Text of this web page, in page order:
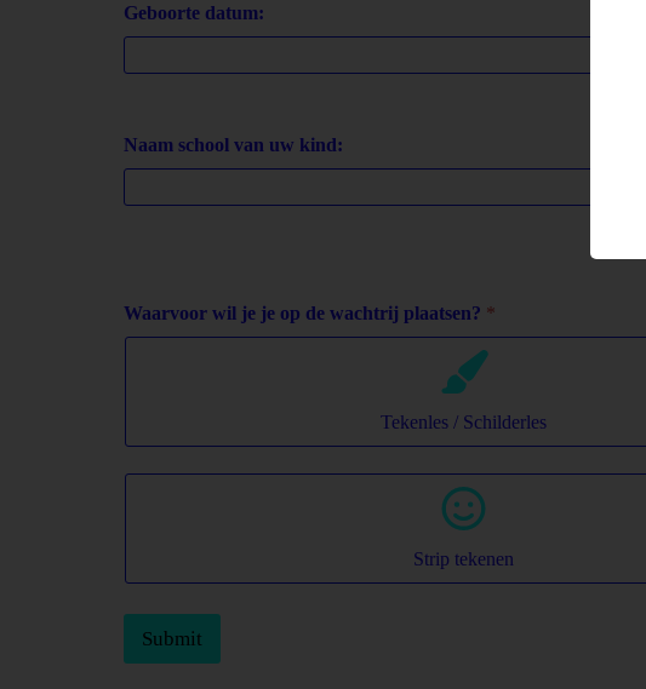
Geboorte datum:
Naam school van uw kind:
Waarvoor wil je je op de wachtrij plaatsen? *
Tekenles / Schilderles
Strip tekenen
k
n
Submit